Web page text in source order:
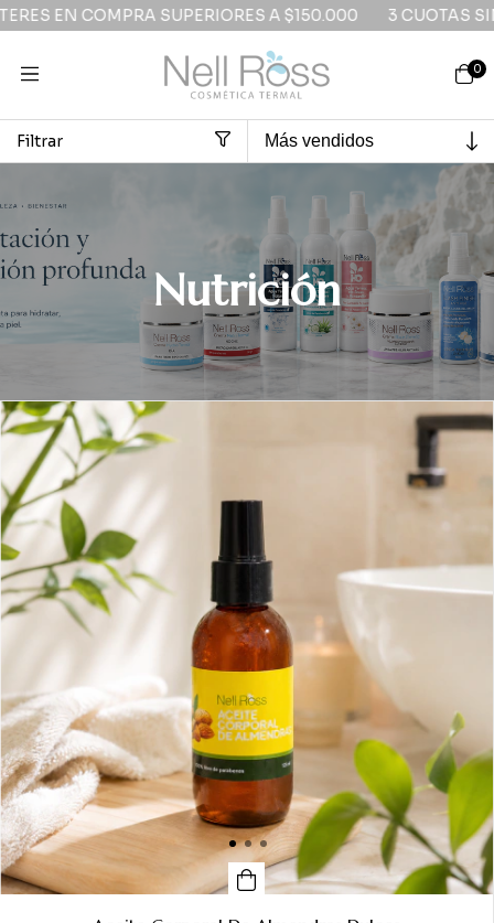
SUPERIORES A $150.000 3 CUOTAS SIN
0
Filtrar
Inicio CUERPO Tipo De Necesidad > Nutrición
Nutrición